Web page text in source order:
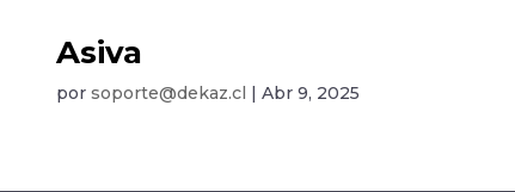
Asiva
por soporte@dekaz.cl | Abr 9, 2025